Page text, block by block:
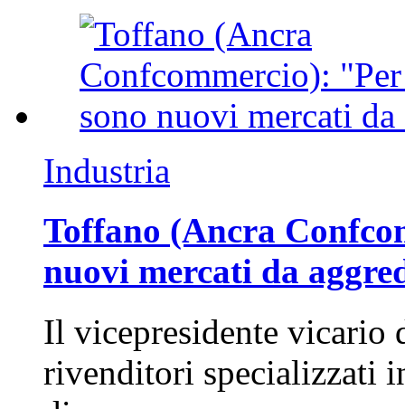
Industria
Toffano (Ancra
nuovi mercati da
Il vicepresidente vicario
rivenditori specializzati